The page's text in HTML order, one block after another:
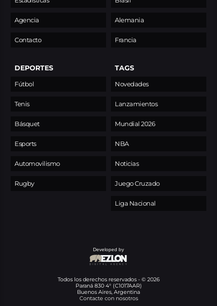
Agencia
Contacto
Alemania
Francia
DEPORTES
Fútbol
Tenis
Básquet
Esports
Automovilismo
Rugby
TAGS
Novedades
Lanzamientos
Mundial 2026
NBA
Noticias
Juego Cruzado
Liga Nacional
Developed by
Todos los derechos reservados - © 2026
Paraná 830 4° (C1017AAR)
Buenos Aires, Argentina
Contacte con nosotros